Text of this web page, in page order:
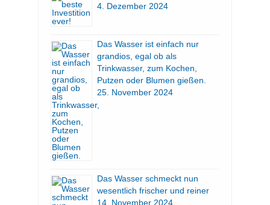
4. Dezember 2024
Das Wasser ist einfach nur
grandios, egal ob als
Trinkwasser, zum Kochen,
Putzen oder Blumen gießen.
25. November 2024
Das Wasser schmeckt nun
wesentlich frischer und reiner
14. November 2024